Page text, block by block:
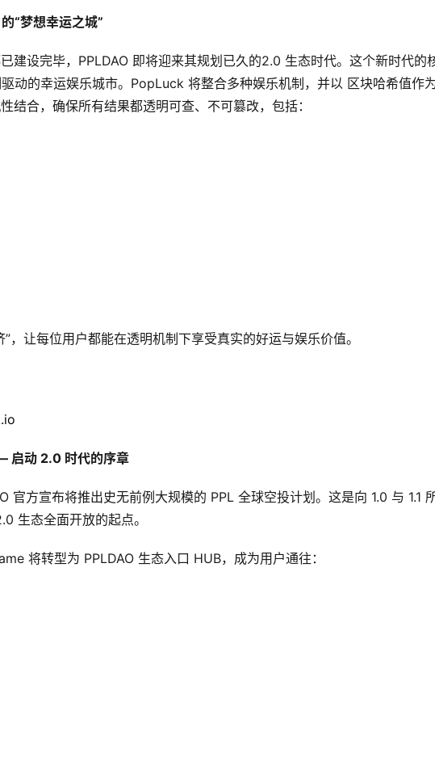
“梦想幸运之城”
建设完毕，PPLDAO 即将迎来其规划已久的2.0 生态时代。这个新时代的
动的幸运娱乐城市。PopLuck 将整合多种娱乐机制，并以 区块哈希值作
结合，确保所有结果都透明可查、不可篡改，包括：
，让每位用户都能在透明机制下享受真实的好运与娱乐价值。
启动 2.0 时代的序章
官方宣布将推出史无前例大规模的 PPL 全球空投计划。这是向 1.0 与 1.1
生态全面开放的起点。
将转型为 PPLDAO 生态入口 HUB，成为用户通往：